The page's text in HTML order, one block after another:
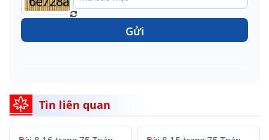
Gửi
Tin liên quan